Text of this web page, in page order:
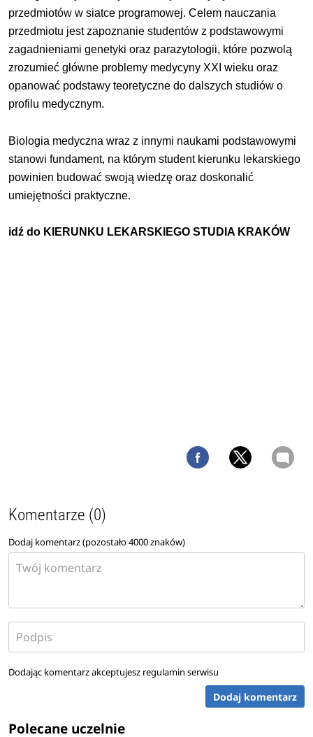
przedmiotów w siatce programowej. Celem nauczania
przedmiotu jest zapoznanie studentów z podstawowymi
zagadnieniami genetyki oraz parazytologii, które pozwolą
zrozumieć główne problemy medycyny XXI wieku oraz
opanować podstawy teoretyczne do dalszych studiów o
profilu medycznym.
Biologia medyczna wraz z innymi naukami podstawowymi
stanowi fundament, na którym student kierunku lekarskiego
powinien budować swoją wiedzę oraz doskonalić
umiejętności praktyczne.
idź do KIERUNKU LEKARSKIEGO STUDIA KRAKÓW
Komentarze (0)
Dodaj komentarz (pozostało4000znaków)
Dodając komentarz akceptujesz regulamin serwisu
Dodaj komentarz
Polecane uczelnie